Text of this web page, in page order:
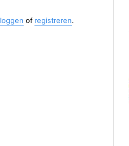
of registreren.